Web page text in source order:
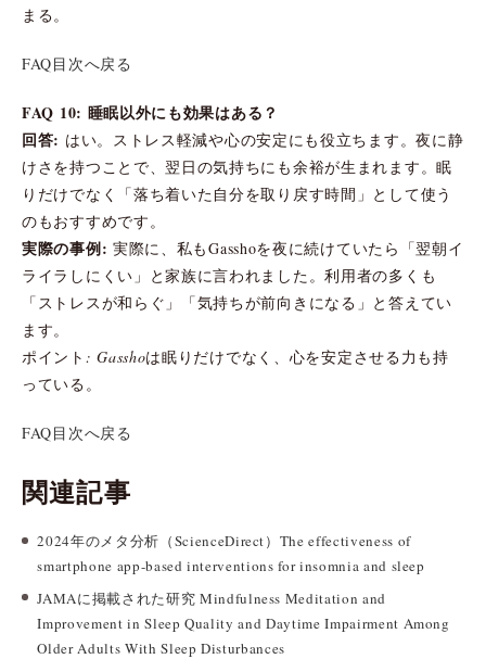
まる。
FAQ目次へ戻る
FAQ 10: 睡眠以外にも効果はある？
回答: はい。ストレス軽減や心の安定にも役立ちます。夜に静
けさを持つことで、翌日の気持ちにも余裕が生まれます。眠
りだけでなく「落ち着いた自分を取り戻す時間」として使う
のもおすすめです。
実際の事例: 実際に、私もGasshoを夜に続けていたら「翌朝イ
ライラしにくい」と家族に言われました。利用者の多くも
「ストレスが和らぐ」「気持ちが前向きになる」と答えてい
ます。
ポイント: Gasshoは眠りだけでなく、心を安定させる力も持
っている。
FAQ目次へ戻る
関連記事
2024年のメタ分析（ScienceDirect）The effectiveness of
smartphone app-based interventions for insomnia and sleep
JAMAに掲載された研究 Mindfulness Meditation and
Improvement in Sleep Quality and Daytime Impairment Among
Older Adults With Sleep Disturbances